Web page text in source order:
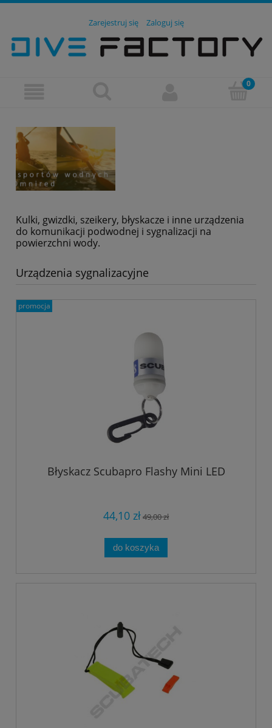
Zarejestruj się Zaloguj się
Kulki, gwizdki, szeikery, błyskacze i inne urządzenia
do komunikacji podwodnej i sygnalizacji na
powierzchni wody.
Urządzenia sygnalizacyjne
Błyskacz Scubapro Flashy Mini LED
44,10 zł49,00 zł
do koszyka
promocja